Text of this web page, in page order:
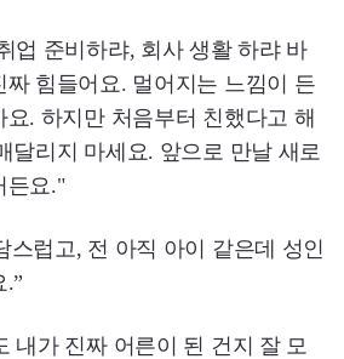
업 준비하랴, 회사 생활 하랴 바
짜 힘들어요. 멀어지는 느낌이 든
. 하지만 처음부터 친했다고 해
달리지 마세요. 앞으로 만날 새로
든요."
스럽고, 전 아직 아이 같은데 성인
.”
내가 진짜 어른이 된 건지 잘 모